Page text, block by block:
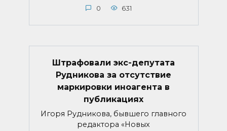
0 631
Штрафовали экс-депутата
Рудникова за отсутствие
маркировки иноагента в
публикациях
Игоря Рудникова, бывшего главного
редактора «Новых